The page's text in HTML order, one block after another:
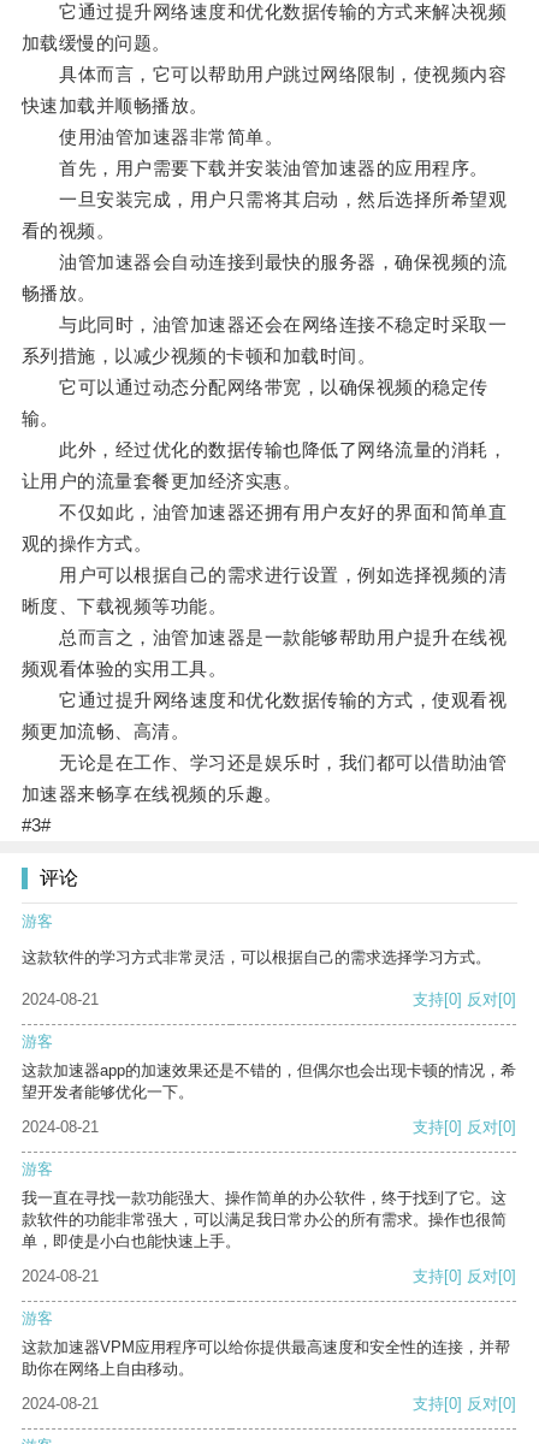
它通过提升网络速度和优化数据传输的方式来解决视频
加载缓慢的问题。
具体而言，它可以帮助用户跳过网络限制，使视频内容
快速加载并顺畅播放。
使用油管加速器非常简单。
首先，用户需要下载并安装油管加速器的应用程序。
一旦安装完成，用户只需将其启动，然后选择所希望观
看的视频。
油管加速器会自动连接到最快的服务器，确保视频的流
畅播放。
与此同时，油管加速器还会在网络连接不稳定时采取一
系列措施，以减少视频的卡顿和加载时间。
它可以通过动态分配网络带宽，以确保视频的稳定传
输。
此外，经过优化的数据传输也降低了网络流量的消耗，
让用户的流量套餐更加经济实惠。
不仅如此，油管加速器还拥有用户友好的界面和简单直
观的操作方式。
用户可以根据自己的需求进行设置，例如选择视频的清
晰度、下载视频等功能。
总而言之，油管加速器是一款能够帮助用户提升在线视
频观看体验的实用工具。
它通过提升网络速度和优化数据传输的方式，使观看视
频更加流畅、高清。
无论是在工作、学习还是娱乐时，我们都可以借助油管
加速器来畅享在线视频的乐趣。
#3#
评论
游客
这款软件的学习方式非常灵活，可以根据自己的需求选择学习方式。
2024-08-21 支持[0] 反对[0]
游客
这款加速器app的加速效果还是不错的，但偶尔也会出现卡顿的情况，希
望开发者能够优化一下。
2024-08-21
支持[0] 反对[0]
游客
我一直在寻找一款功能强大、操作简单的办公软件，终于找到了它。这
款软件的功能非常强大，可以满足我日常办公的所有需求。操作也很简
单，即使是小白也能快速上手。
2024-08-21
支持[0] 反对[0]
游客
这款加速器VPM应用程序可以给你提供最高速度和安全性的连接，并帮
助你在网络上自由移动。
2024-08-21
支持[0] 反对[0]